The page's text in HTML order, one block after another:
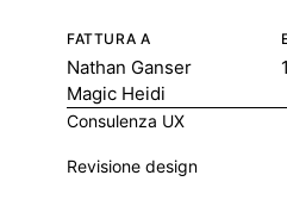
FATTURA A
Nathan Ganser
Magic Heidi
Consulenza UX
Revisione design